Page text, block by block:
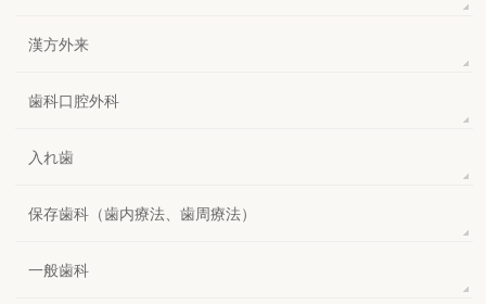
漢方外来
歯科口腔外科
入れ歯
保存歯科（歯内療法、歯周療法）
一般歯科